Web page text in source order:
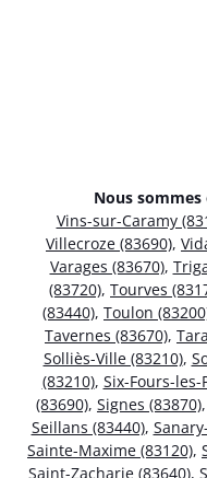
Nous
Vins-sur-Caramy
Villecroze (83690),
Varages (83670),
(83720), Tourves
(83440), Toulon
Tavernes (83670),
Solliès-Ville (83210),
(83210), Six-Fours-les-
(83690), Signes (83870),
Seillans (83440),
Sainte-Maxime (83120),
Saint-Zacharie (83640),